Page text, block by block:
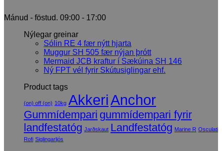
Mánud - föstud. 09:00 - 17:00
Nýlegar greinar
Sólin RE 4 fær nýtt hjarta
Muggur SH 505 fær nýjan þrótt
Mermaid JCB kraftur í Sækúina SH 146
Ný FPT vél fyrir Skútusiglingar ehf.
Product tags
(on) off (on) 10kg AkkeriAnchor
Gummídempari gummídempari fyrir
landfestatóg Jarðskaut Landfestatóg Marine R Osculati
Rofi Siglingarljós